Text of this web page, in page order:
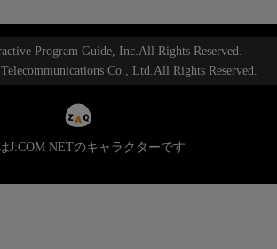
Program Guide, Inc.All Rights Reserved.
Co., Ltd.All Rights Reserved.
J:COM NETのキャラクターです